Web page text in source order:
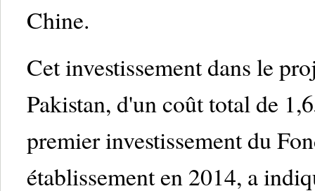
Chine.
Cet investissement dans le
Pakistan, d'un coût total de
premier investissement du
établissement en 2014, a